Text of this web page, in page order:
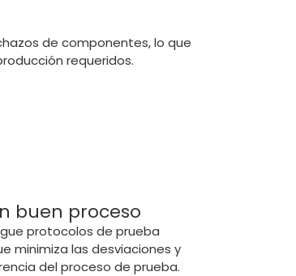
de componentes, lo que
requeridos.
buen proceso
protocolos de prueba
minimiza las desviaciones y
del proceso de prueba.